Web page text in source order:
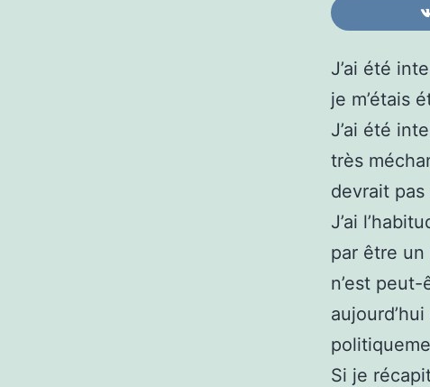
J’ai été
je m’étais
J’ai été
très
devrait
J’ai
par être
n’est
Si je